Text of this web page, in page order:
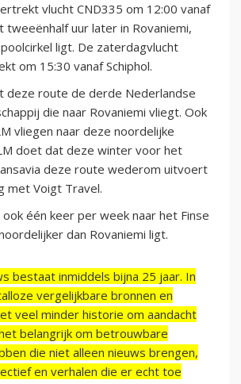
vlucht CND335 om 12:00 vanaf
tweeënhalf uur later in Rovaniemi,
ligt. De zaterdagvlucht
om 15:30 vanaf Schiphol.
deze route de derde Nederlandse
die naar Rovaniemi vliegt. Ook
vliegen naar deze noordelijke
doet dat deze winter voor het
deze route wederom uitvoert
met Voigt Travel.
één keer per week naar het Finse
dan Rovaniemi ligt.
bestaat inmiddels bijna 25 jaar. In
vergelijkbare bronnen en
veel minder historie om aandacht
belangrijk om betrouwbare
die niet alleen nieuws brengen,
en verhalen die er echt toe